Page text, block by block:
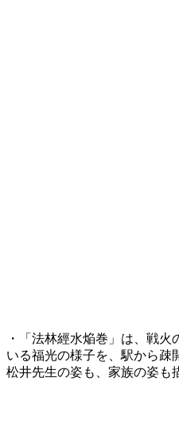
・「法林經水焔巻」は、戦
いる福光の様子を、駅から疎
松井先生の姿も、家族の姿も